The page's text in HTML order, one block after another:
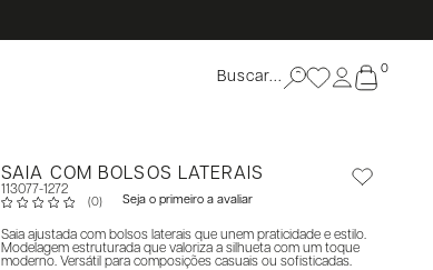
0
SAIA COM BOLSOS LATERAIS
113077-1272
(0) Seja o primeiro a avaliar
Saia ajustada com bolsos laterais que unem praticidade e estilo.
Modelagem estruturada que valoriza a silhueta com um toque
moderno. Versátil para composições casuais ou sofisticadas.